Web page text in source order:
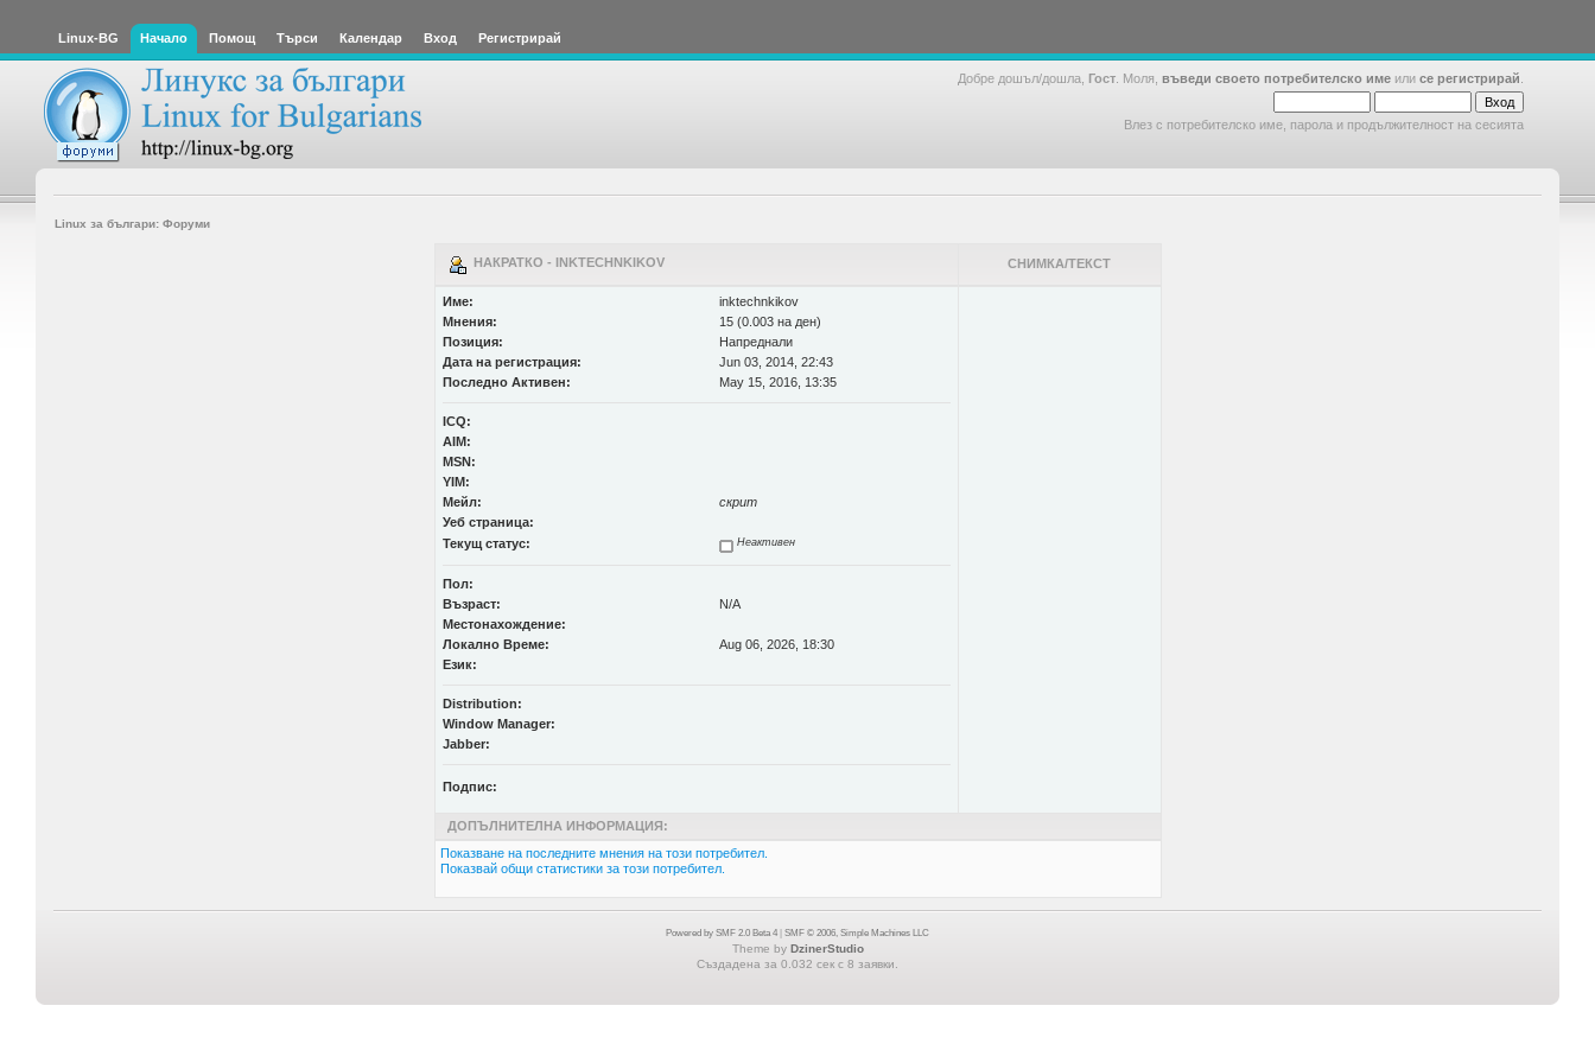
Linux-BG Начало Помощ Търси Календар Вход Регистрирай
Добре дошъл/дошла, Гост . Моля, въведи своето потребителско име или се регистрирай
Влез с потребителско име, парола и продължителност на сесията
Linux за българи: Форуми
НАКРАТКО - INKTECHNKIKOV СНИМКА/ТЕКСТ
Име:
inktechnkikov
Мнения:
15 (0.003 на ден)
Позиция:
Напреднали
Дата на регистрация:
Jun 03, 2014, 22:43
Последно Активен:
May 15, 2016, 13:35
ICQ:
AIM:
MSN:
YIM:
Мейл:
скрит
Уеб страница:
Текущ статус:
Неактивен
Пол:
Възраст:
N/A
Местонахождение:
Локално Време:
Aug 06, 2026, 18:30
Език:
Distribution:
Window Manager:
Jabber:
Подпис:
ДОПЪЛНИТЕЛНА ИНФОРМАЦИЯ:
Показване на последните мнения на този потребител.
Показвай общи статистики за този потребител.
Powered by SMF 2.0 Beta 4 SMF © 2006, Simple Machines LLC
Theme by DzinerStudio
Създадена за 0.032 сек с 8 заявки.